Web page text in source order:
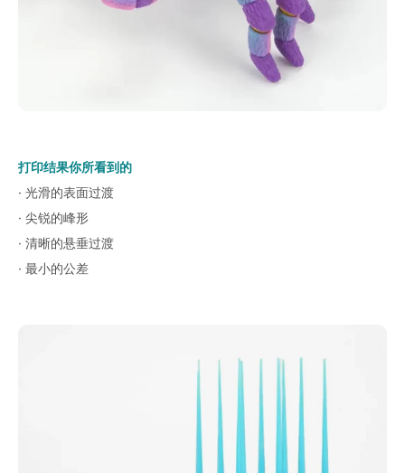
打印结果你所看到的
· 光滑的表面过渡
· 尖锐的峰形
· 清晰的悬垂过渡
· 最小的公差